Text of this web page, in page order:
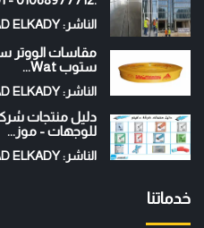
الناشر: KHALAD ELKADY
مقاسات الووتر
ستوب Wat...
الناشر: KHALAD ELKADY
دليل منتجات
للوجهات - موز...
الناشر: KHALAD ELKADY
خدماتنا